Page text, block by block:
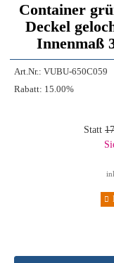
Container
Deckel
Innenmaß
Art.Nr.: VUBU-650C059
Rabatt: 15.00%
Statt